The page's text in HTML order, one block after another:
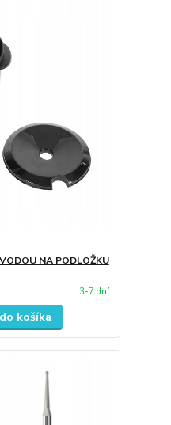
NA PODLOŽKU
3-7 dní
košíka